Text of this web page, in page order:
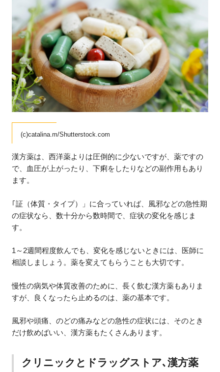
(c)catalina.m/Shutterstock.com
漢方薬は、西洋薬よりは圧倒的に少ないですが、薬ですの
で、血圧が上がったり、下痢をしたりなどの副作用もあり
ます。
｢証（体質・タイプ）」に合っていれば、風邪などの急性期
の症状なら、数十分から数時間で、症状の変化を感じま
す。
1～2週間程度飲んでも、変化を感じないときには、医師に
相談しましょう。薬を変えてもらうことも大切です。
慢性の病気や体質改善のために、長く飲む漢方薬もありま
すが、良くなったら止めるのは、薬の基本です。
風邪や頭痛、のどの痛みなどの急性の症状には、そのとき
だけ飲めばいい、漢方薬もたくさんあります。
クリニックとドラッグストア､漢方薬